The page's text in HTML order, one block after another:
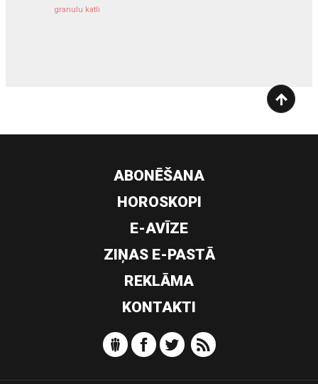
granulu katli
ABONĒŠANA
HOROSKOPI
E-AVĪZE
ZIŅAS E-PASTĀ
REKLĀMA
KONTAKTI